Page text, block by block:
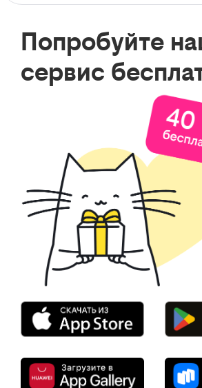
Попробуйте
сервис